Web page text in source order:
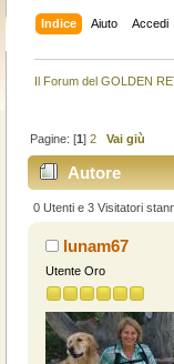
Indice Aiuto Accedi
Il Forum del GOLDEN
Pagine: [1]2 Vai giù
Autore
0 Utenti e 3 Visitatori
lunam67
Utente Oro